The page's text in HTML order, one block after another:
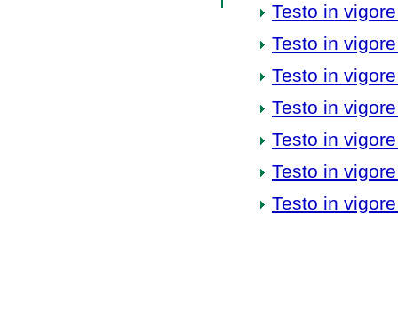
Testo in
Testo in
Testo in
Testo in
Testo in
Testo in
Testo in